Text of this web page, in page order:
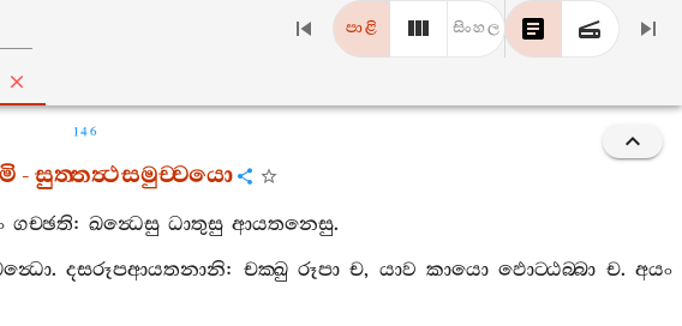
පාළි සිංහල
146
-සුත‍්තත්‍ථසමුච‍්චයො
ගච‍්ඡති: ඛන්‍ධෙසු ධාතුසු ආයතනෙසු.
.දසරූපආයතනානි: චක‍්ඛු රූපා ච, යාව කායො ඵොට‍්ඨබ‍්බා ච.අයං